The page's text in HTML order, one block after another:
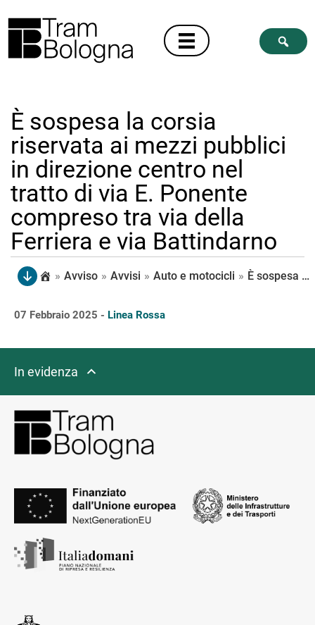
È sospesa la corsia
riservata ai mezzi pubblici
in direzione centro nel
tratto di via E. Ponente
compreso tra via della
Ferriera e via Battindarno
» Avviso » Avvisi » Auto e motocicli » È sospesa la corsia riservata ai mezzi pubblici in direzione centro nel tratto di via E. Ponente compreso tra via della Ferriera e via Battindarno
07 Febbraio 2025 - Linea Rossa
In evidenza